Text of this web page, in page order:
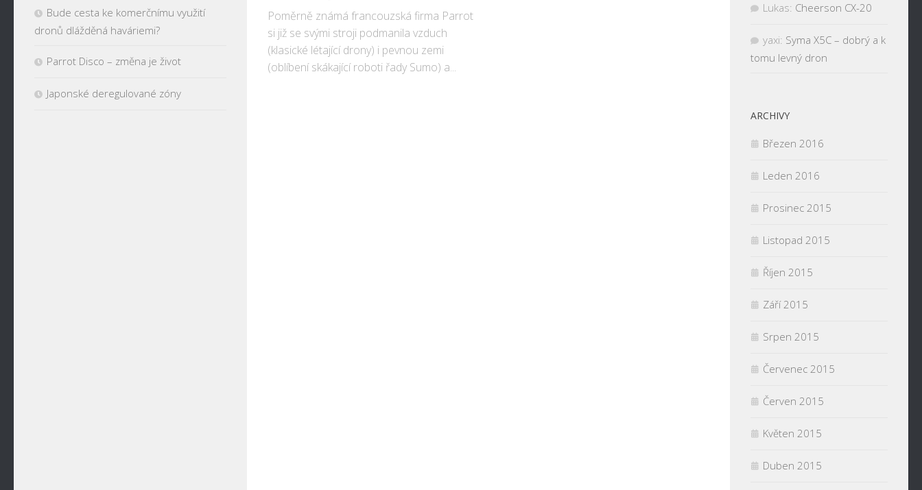
Poměrně známá francouzská firma Parrot
si již se svými stroji podmanila vzduch
(klasické létající drony) i pevnou zemi
(oblíbení skákající roboti řady Sumo) a...
Bude cesta ke komerčnímu využití
dronů dlážděná haváriemi?
Parrot Disco – změna je život
Japonské deregulované zóny
Lukas: Cheerson CX-20
yaxi: Syma X5C – dobrý a k
tomu levný dron
ARCHIVY
Březen 2016
Leden 2016
Prosinec 2015
Listopad 2015
Říjen 2015
Září 2015
Srpen 2015
Červenec 2015
Červen 2015
Květen 2015
Duben 2015